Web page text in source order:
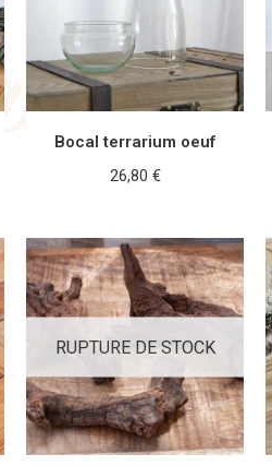
Bocal terrarium oeuf
26,80 €
RUPTURE DE STOCK